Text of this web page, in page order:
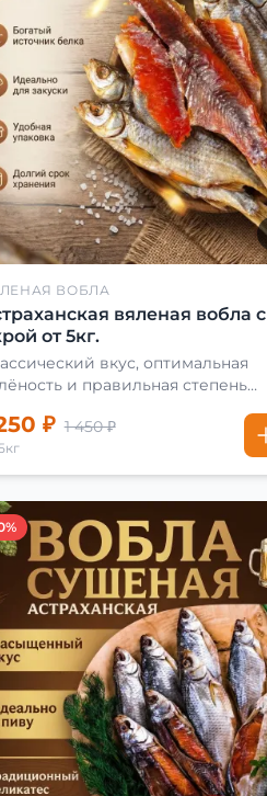
ВОБЛА
вяленая вобла с
от 5кг.
вкус, оптимальная
и правильная степень
₽ 1 450 ₽